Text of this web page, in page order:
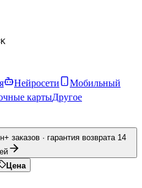
Нейросети
Мобильный
картыДругое
заказов · гарантия возврата 14
Цена